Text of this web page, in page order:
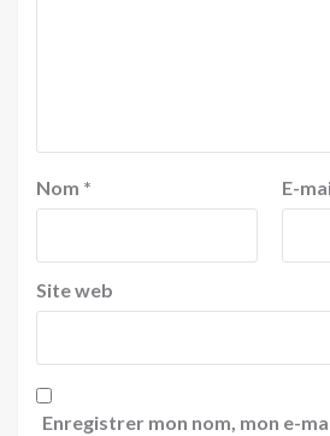
Nom * E-
Site web
Enregistrer mon nom, mon e-